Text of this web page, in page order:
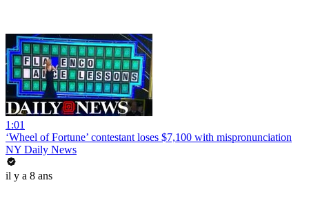
1:01
‘Wheel of Fortune’ contestant loses $7,100 with mispronunciation
NY Daily News
il y a 8 ans